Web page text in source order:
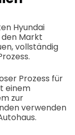
Hyundai
Markt
vollständig
Prozess für
einem
zur
verwenden